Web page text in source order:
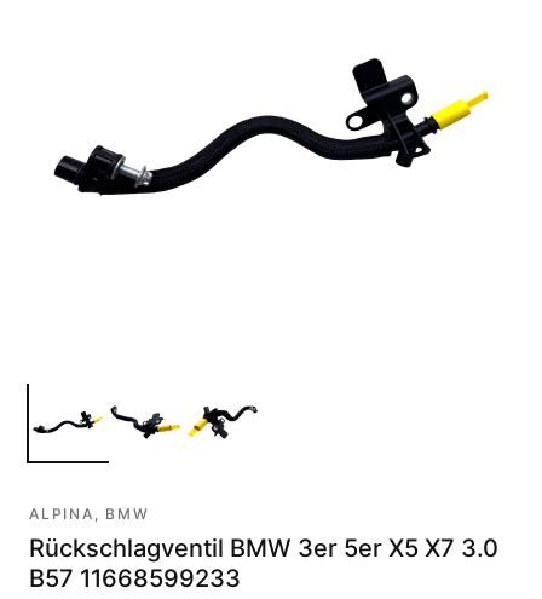
ALPINA, BMW
Rückschlagventil BMW 3er 5er X5 X7 3.0
B57 11668599233